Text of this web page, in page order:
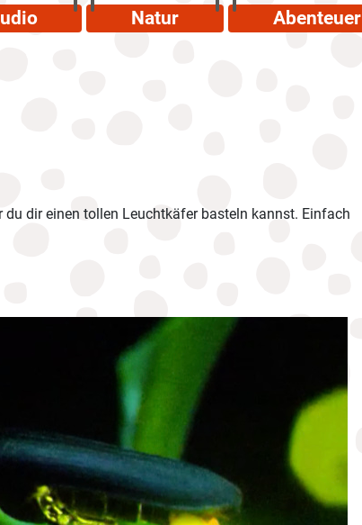
Natur Abenteuer
dir einen tollen Leuchtkäfer basteln kannst. Einfach